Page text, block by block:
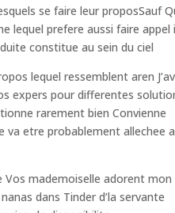
se faire leur proposSauf
lequel prefere aussi faire appel
constitue au sein du ciel
lequel ressemblent aren
expers pour differentes
rarement bien Convienne
va etre probablement allechee
Vos mademoiselle adorent mon
dans Tinder d’la servante